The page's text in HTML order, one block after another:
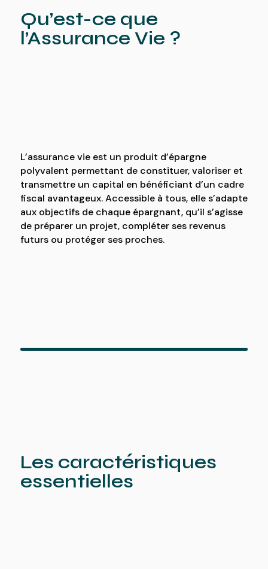
Qu’est-ce que
l’Assurance Vie ?
L’assurance vie est un produit d’épargne
polyvalent permettant de constituer, valoriser et
transmettre un capital en bénéficiant d’un cadre
fiscal avantageux. Accessible à tous, elle s’adapte
aux objectifs de chaque épargnant, qu’il s’agisse
de préparer un projet, compléter ses revenus
futurs ou protéger ses proches.
Les caractéristiques
essentielles